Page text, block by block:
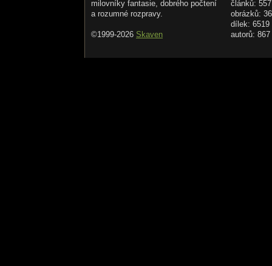
milovníky fantasie, dobrého počtení
a rozumné rozpravy.
©1999-2026 Skaven
článků: 557
obrázků:
dílek: 6519
autorů: 867